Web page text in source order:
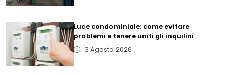
Luce condominiale: come evitare
problemi e tenere uniti gli inquilini
3 Agosto 2026